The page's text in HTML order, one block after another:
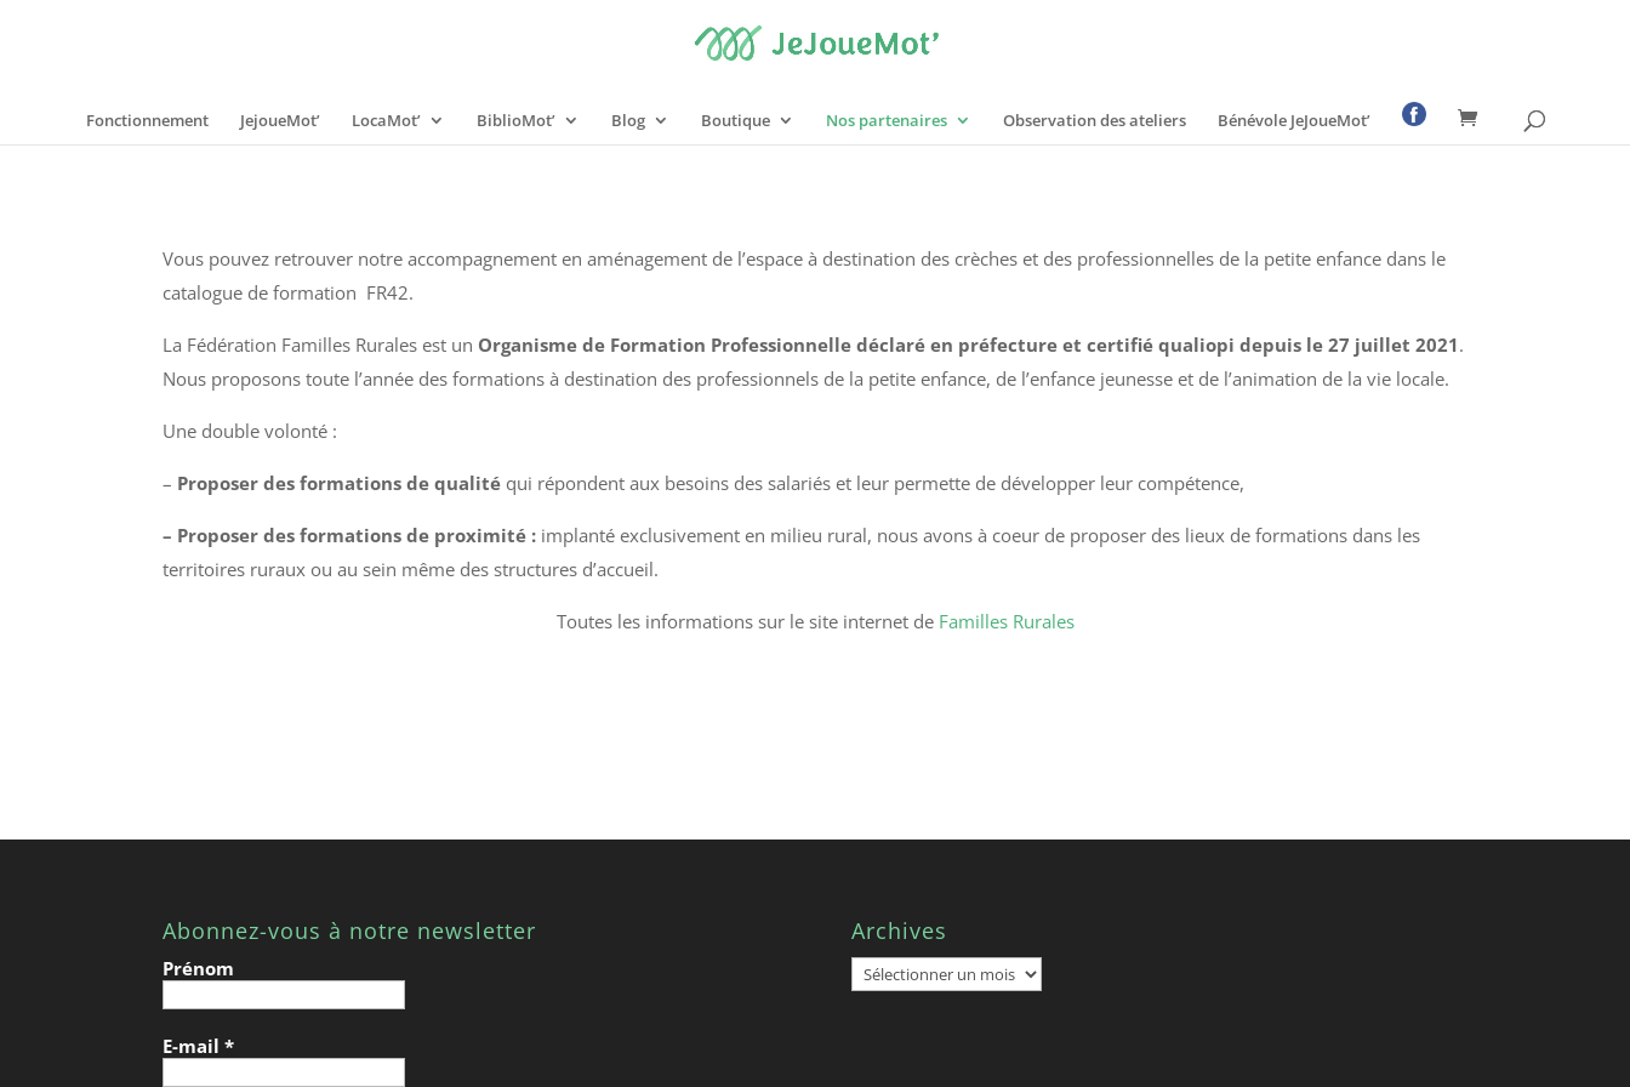
Fonctionnement JejoueMot’ LocaMot’ BiblioMot’ Blog Boutique Nos partenaires Observation des ateliers Bénévole JeJoueMot’
Vous pouvez retrouver notre accompagnement en aménagement de l’espace à destination des crèches et des professionnelles de la petite enfance dans le
catalogue de formation FR42.
La Fédération Familles Rurales est un Organisme de Formation Professionnelle déclaré en préfecture et certifié qualiopi depuis le 27 juillet 2021.
Nous proposons toute l’année des formations à destination des professionnels de la petite enfance, de l’enfance jeunesse et de l’animation de la vie locale.
Une double volonté :
– Proposer des formations de qualité qui répondent aux besoins des salariés et leur permette de développer leur compétence,
– Proposer des formations de proximité : implanté exclusivement en milieu rural, nous avons à coeur de proposer des lieux de formations dans les
territoires ruraux ou au sein même des structures d’accueil.
Toutes les informations sur le site internet de Familles Rurales
Abonnez-vous à notre newsletter
Prénom
E-mail*
Archives
Archives